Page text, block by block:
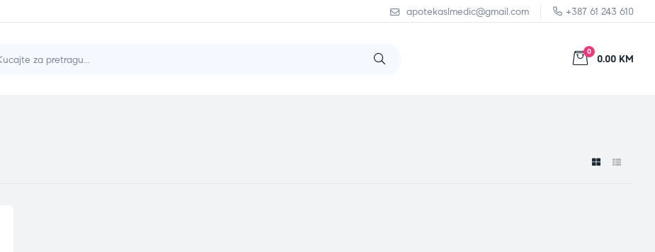
apotekaslmedic@gmail.com +387 61 243 610
0
0.00 KM